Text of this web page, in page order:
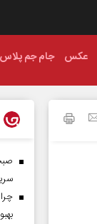
عکس جام جم پلاس